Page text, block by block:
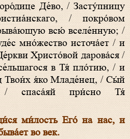
/ покро́вом
всю́ вселе́нную; /
мно́жество источа́ет / и
Христо́вой дарова́ся /
в Тя́ пло́тию, / и
Твои́х я́ко Младе́нец, / Сы́й
/ спаса́яй при́сно Тя́
ми́лость Его́ на нас, и
во век.